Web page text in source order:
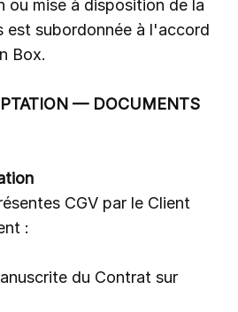
ou mise à disposition de la
est subordonnée à l'accord
Box.
— DOCUMENTS
CGV par le Client
:
du Contrat sur